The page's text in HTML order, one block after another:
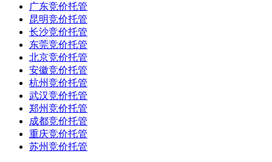
广东竞价托管
昆明竞价托管
长沙竞价托管
东莞竞价托管
北京竞价托管
安徽竞价托管
杭州竞价托管
武汉竞价托管
郑州竞价托管
成都竞价托管
重庆竞价托管
苏州竞价托管